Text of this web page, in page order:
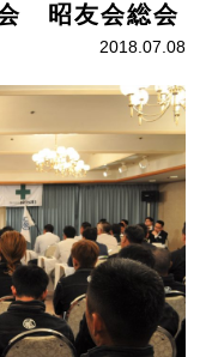
昭友会総会
2018.07.08